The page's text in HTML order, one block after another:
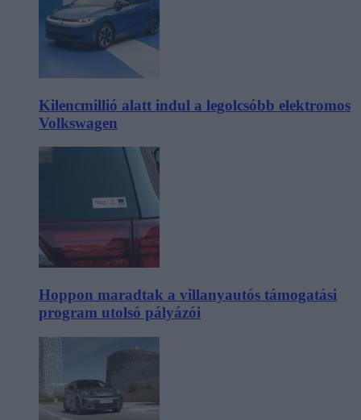
Kilencmillió alatt indul a legolcsóbb elektromos
Volkswagen
Hoppon maradtak a villanyautós támogatási
program utolsó pályázói